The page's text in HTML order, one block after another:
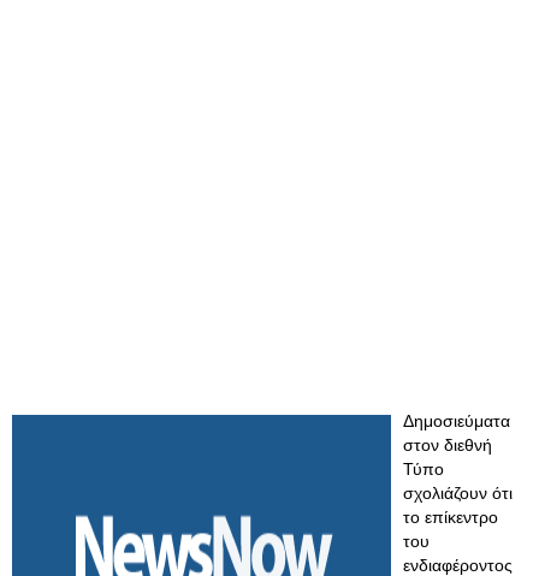
Δημοσιεύματα
στον διεθνή
Τύπο
σχολιάζουν ότι
το επίκεντρο
του
ενδιαφέροντος